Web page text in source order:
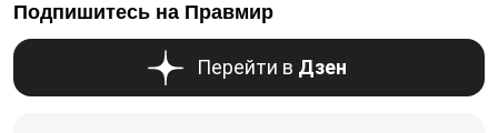
Подпишитесь на Правмир
Перейти в Дзен